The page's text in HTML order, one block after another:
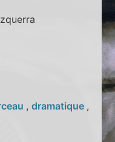
,dramatique ,